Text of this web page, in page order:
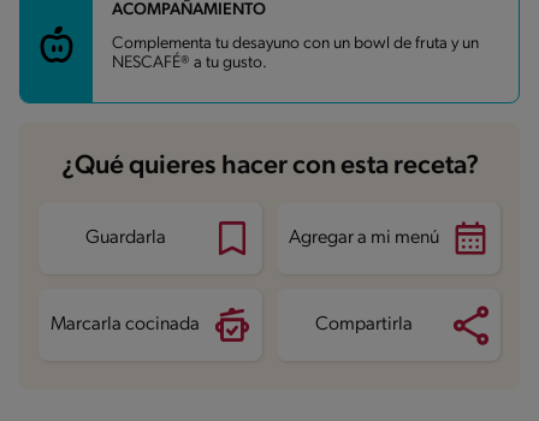
Carbohidratos 15.4 g
Energía 228.4 kcal
Grasas 15.7 g
Azúcares
ACOMPAÑAMIENTO
Complementa tu desayuno con un bowl de fruta y un
NESCAFÉ® a tu gusto.
¿Qué quieres hacer con esta receta?
Guardarla Agregar a mi menú
Marcarla cocinada Compartirla